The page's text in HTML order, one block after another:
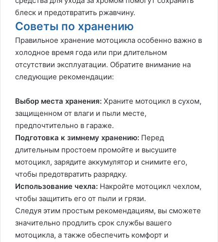
блеск и предотвратить ржавчину.
Советы по хранению
Правильное хранение мотоцикла особенно важно в
холодное время года или при длительном
отсутствии эксплуатации. Обратите внимание на
следующие рекомендации:
Выбор места хранения: Храните мотоцикл в сухом,
защищенном от влаги и пыли месте,
предпочтительно в гараже.
Подготовка к зимнему хранению: Перед
длительным простоем промойте и высушите
мотоцикл, зарядите аккумулятор и снимите его,
чтобы предотвратить разрядку.
Использование чехла: Накройте мотоцикл чехлом,
чтобы защитить его от пыли и грязи.
Следуя этим простым рекомендациям, вы сможете
значительно продлить срок службы вашего
мотоцикла, а также обеспечить комфорт и